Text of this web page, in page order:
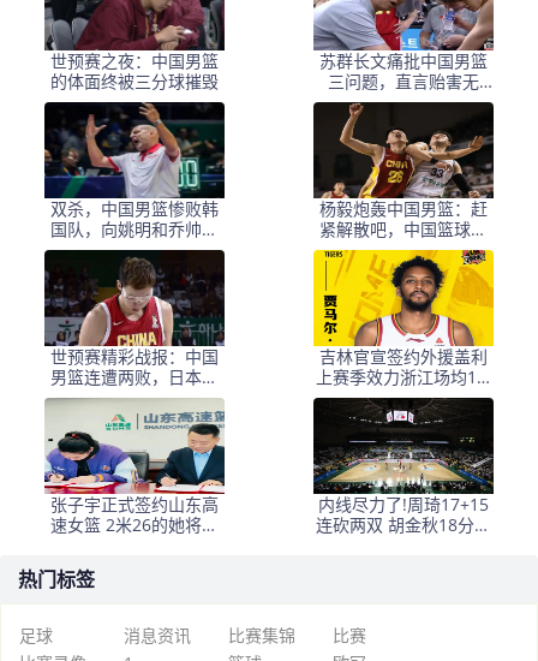
世预赛之夜：中国男篮
的体面终被三分球摧毁
苏群长文痛批中国男篮
三问题，直言贻害无
穷，郭导帅位保不住啦
双杀，中国男篮惨败韩
国队，向姚明和乔帅道
歉，郭士强下课吧
杨毅炮轰中国男篮：赶
紧解散吧，中国篮球都
让你们丢进了脸
世预赛精彩战报：中国
男篮连遭两败，日本与
韩国强势连胜，最新积
分榜揭晓
吉林官宣签约外援盖利
上赛季效力浙江场均17.
5分
张子宇正式签约山东高
速女篮 2米26的她将出
内线尽力了!周琦17+15
连砍两双 胡金秋18分展
热门标签
足球 消息资讯 比赛集锦
比赛